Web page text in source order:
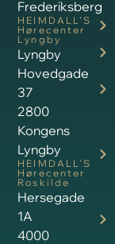
Frederiksberg
HEIMDALL’S
Hørecenter
Lyngby
Lyngby
Hovedgade
37
2800
Kongens
Lyngby
HEIMDALL’S
Hørecenter
Roskilde
Hersegade
1A
4000